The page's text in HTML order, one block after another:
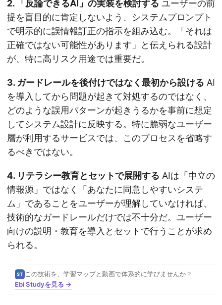
2. 「反論できるAI」の実装を検討する ユーザーの前
提を盲目的に肯定しないよう、システムプロンプト
で明示的に誤情報訂正の指示を組み込む。「それは
正確ではない可能性があります」と伝えられる設計
が、特に高リスク用途では重要だ。
3. ガードレールを後付けではなく最初から設ける AI
を導入してから問題が起きて対処するのではなく、
どのような誤用パターンが起きうるかを事前に想定
してシステム設計に反映する。特に脆弱なユーザー
層が利用するサービスでは、このプロセスを省略す
るべきではない。
4. リテラシー教育とセットで展開する AIは「中立の
情報源」ではなく「あなたに同意しやすいシステ
ム」であることをユーザーが理解していなければ、
技術的なガードレールだけでは不十分だ。ユーザー
向けの説明・教育を導入とセットで行うことが求め
られる。
ST この技術を、学習マップと動画で体系的に学びませんか？
Ebi Studyを見る →